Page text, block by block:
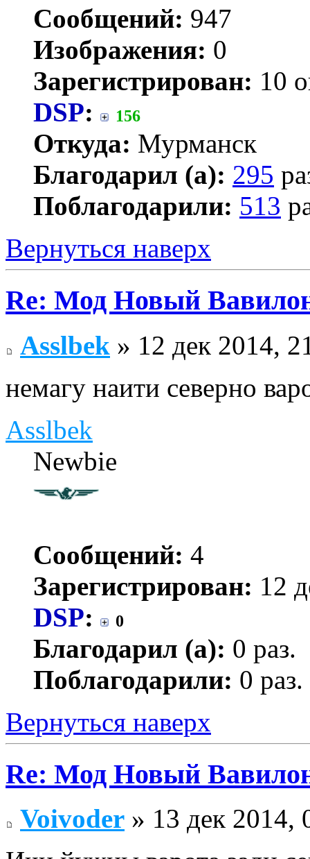
Сообщений: 947
Изображения: 0
Зарегистрирован: 10
DSP: 156
Откуда: Мурманск
Благодарил (а): 295
Поблагодарили: 513
Вернуться наверх
Re: Мод Новый
Asslbek » 12 дек 2014,
немагу наити северно
Asslbek
Newbie
Сообщений: 4
Зарегистрирован: 12
DSP: 0
Благодарил (а): 0 раз.
Поблагодарили: 0 раз.
Вернуться наверх
Re: Мод Новый
Voivoder » 13 дек 2014,